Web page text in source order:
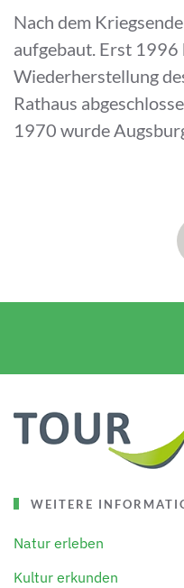
Nach dem
aufgebaut. Erst 1996
Wiederherstellung
Rathaus
1970 wurde
WEITERE
Natur erleben
Kultur erkunden